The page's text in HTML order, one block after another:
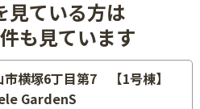
見ている方は
も見ています
市横塚6丁目第7 【1号棟】
GardenS